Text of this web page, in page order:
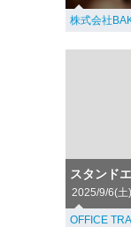
株式会社
スタンド
2025/9/6(土
OFFICE